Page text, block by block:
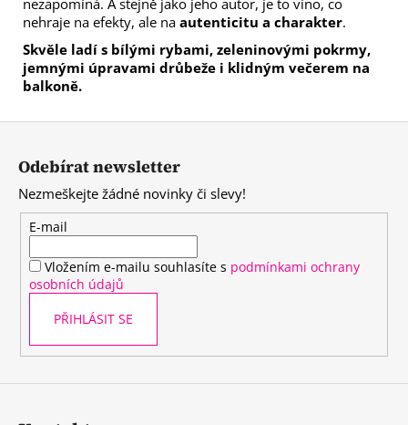
nezapomíná. A stejně jako jeho autor, je to víno, co
nehraje na efekty, ale na autenticitu a charakter.
Skvěle ladí s bílými rybami, zeleninovými pokrmy,
jemnými úpravami drůbeže i klidným večerem na
balkoně.
Odebírat newsletter
Nezmeškejte žádné novinky či slevy!
E-mail
Vložením e-mailu souhlasíte s podmínkami ochrany
osobních údajů
PŘIHLÁSIT SE